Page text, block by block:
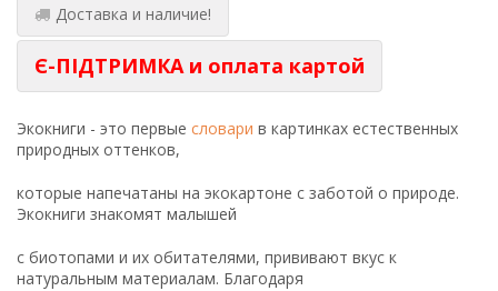
Доставка и наличие!
Є-ПІДТРИМКА и оплата картой
Экокниги - это первые словари в картинках естественных
природных оттенков,
которые напечатаны на экокартоне с заботой о природе.
Экокниги знакомят малышей
с биотопами и их обитателями, прививают вкус к
натуральным материалам. Благодаря